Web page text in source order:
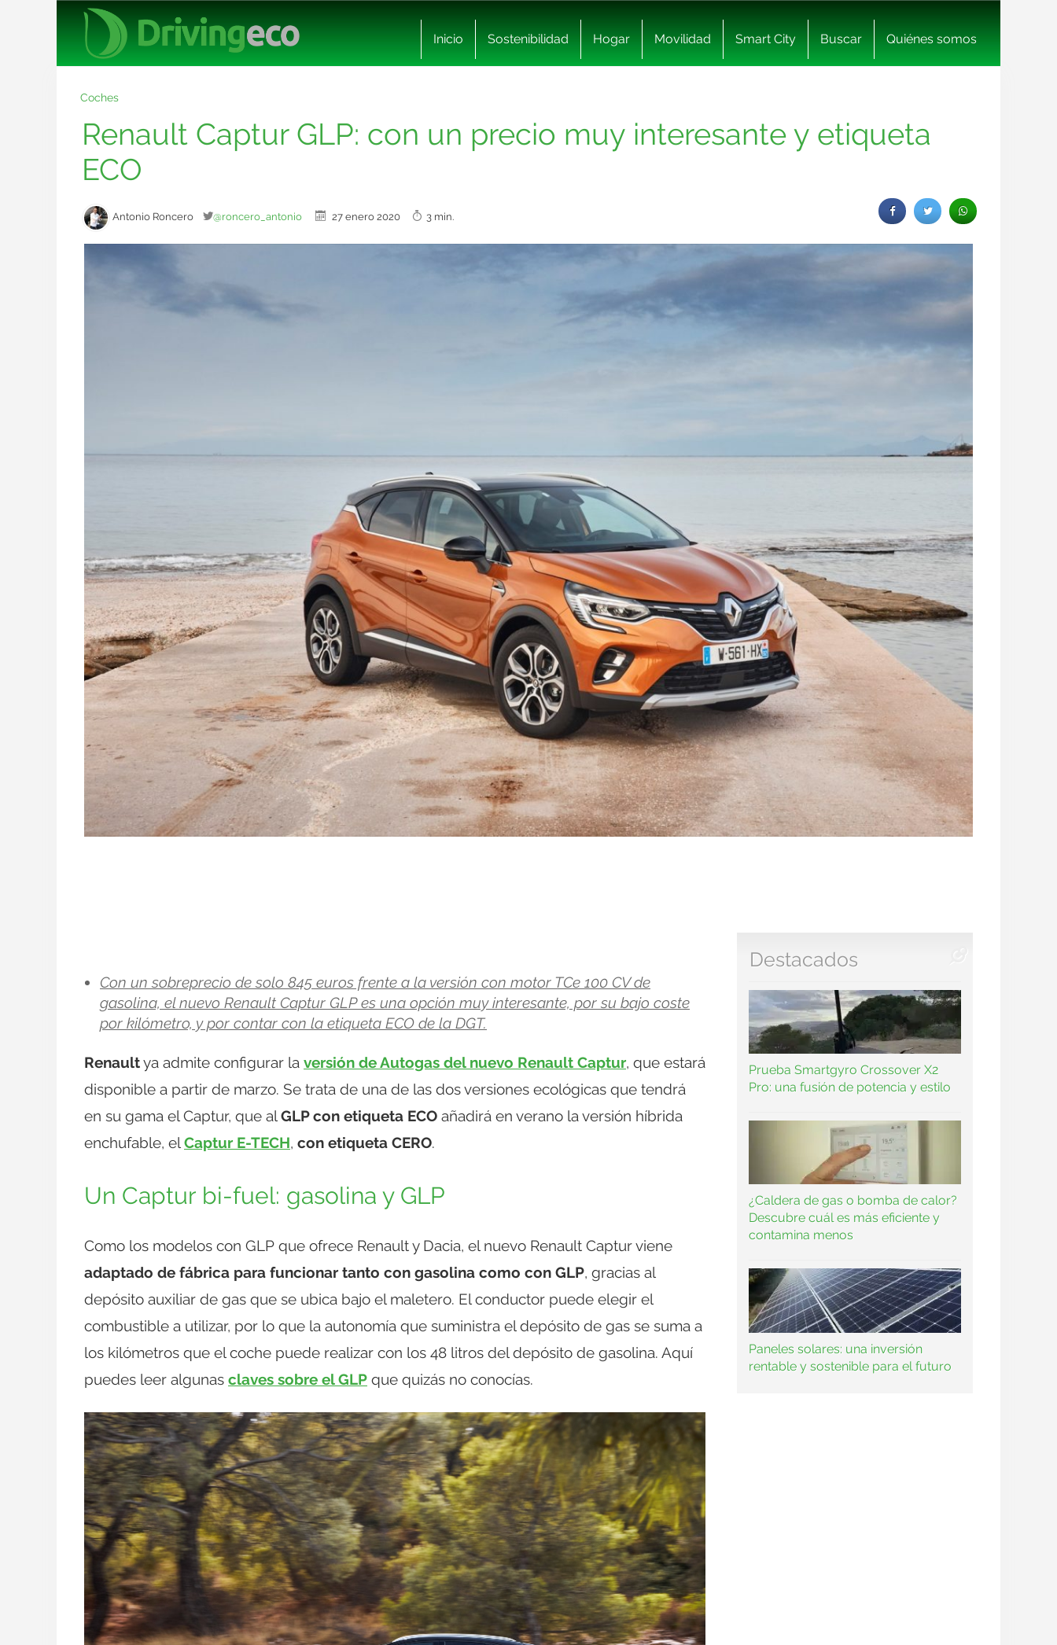
Inicio Sostenibilidad Hogar Movilidad Smart City Buscar Quiénes somos
Coches
Renault Captur GLP: con un precio muy interesante y etiqueta
ECO
Antonio Roncero @roncero_antonio 27 enero 2020 3 min.
Con un sobreprecio de solo 845 euros frente a la versión con motor TCe 100 CV de
gasolina, el nuevo Renault Captur GLP es una opción muy interesante, por su bajo coste
por kilómetro, y por contar con la etiqueta ECO de la DGT.
Renaultya admite configurar la versión de Autogas del nuevo Renault Captur, que estará
disponible a partir de marzo. Se trata de una de las dos versiones ecológicas que tendrá
en su gama el Captur, que alGLP con etiqueta ECO añadirá en verano la versión híbrida
enchufable, elCaptur E-TECH, con etiqueta CERO.
Un Captur bi-fuel: gasolina y GLP
Como los modelos con GLP que ofrece Renault y Dacia, el nuevo Renault Captur viene
adaptado de fábrica para funcionar tanto con gasolina como con GLP, gracias al
depósito auxiliar de gas que se ubica bajo el maletero. El conductor puede elegir el
combustible a utilizar, por lo que la autonomía que suministra el depósito de gas se suma a
los kilómetros que el coche puede realizar con los 48 litros del depósito de gasolina. Aquí
puedes leer algunas claves sobre el GLP que quizás no conocías.
Destacados
Prueba Smartgyro Crossover X2
Pro: una fusión de potencia y estilo
¿Caldera de gas o bomba de calor?
Descubre cuál es más eficiente y
contamina menos
Paneles solares: una inversión
rentable y sostenible para el futuro